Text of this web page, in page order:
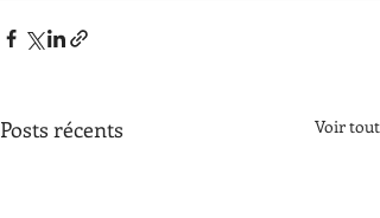
Posts récents Voir tout